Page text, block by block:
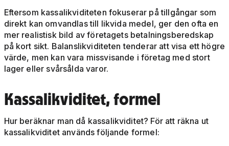
Eftersom kassalikviditeten fokuserar på tillgångar som
direkt kan omvandlas till likvida medel, ger den ofta en
mer realistisk bild av företagets betalningsberedskap
på kort sikt. Balanslikviditeten tenderar att visa ett högre
värde, men kan vara missvisande i företag med stort
lager eller svårsålda varor.
Kassalikviditet, formel
Hur beräknar man då kassalikviditet? För att räkna ut
kassalikviditet används följande formel: